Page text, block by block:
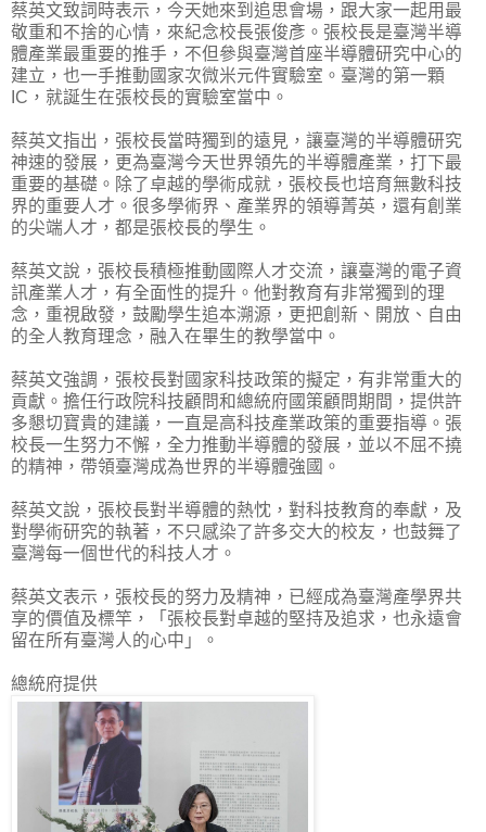
蔡英文致詞時表示，今天她來到追思會場，跟大家一起用最
敬重和不捨的心情，來紀念校長張俊彥。張校長是臺灣半導
體產業最重要的推手，不但參與臺灣首座半導體研究中心的
建立，也一手推動國家次微米元件實驗室。臺灣的第一顆
IC，就誕生在張校長的實驗室當中。
蔡英文指出，張校長當時獨到的遠見，讓臺灣的半導體研究
神速的發展，更為臺灣今天世界領先的半導體產業，打下最
重要的基礎。除了卓越的學術成就，張校長也培育無數科技
界的重要人才。很多學術界、產業界的領導菁英，還有創業
的尖端人才，都是張校長的學生。
蔡英文說，張校長積極推動國際人才交流，讓臺灣的電子資
訊產業人才，有全面性的提升。他對教育有非常獨到的理
念，重視啟發，鼓勵學生追本溯源，更把創新、開放、自由
的全人教育理念，融入在畢生的教學當中。
蔡英文強調，張校長對國家科技政策的擬定，有非常重大的
貢獻。擔任行政院科技顧問和總統府國策顧問期間，提供許
多懇切寶貴的建議，一直是高科技產業政策的重要指導。張
校長一生努力不懈，全力推動半導體的發展，並以不屈不撓
的精神，帶領臺灣成為世界的半導體強國。
蔡英文說，張校長對半導體的熱忱，對科技教育的奉獻，及
對學術研究的執著，不只感染了許多交大的校友，也鼓舞了
臺灣每一個世代的科技人才。
蔡英文表示，張校長的努力及精神，已經成為臺灣產學界共
享的價值及標竿，「張校長對卓越的堅持及追求，也永遠會
留在所有臺灣人的心中」。
總統府提供